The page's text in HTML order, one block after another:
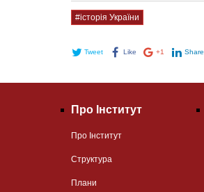
#історія України
Tweet Like +1 Share
Про Інститут
Про Інститут
Структура
Плани